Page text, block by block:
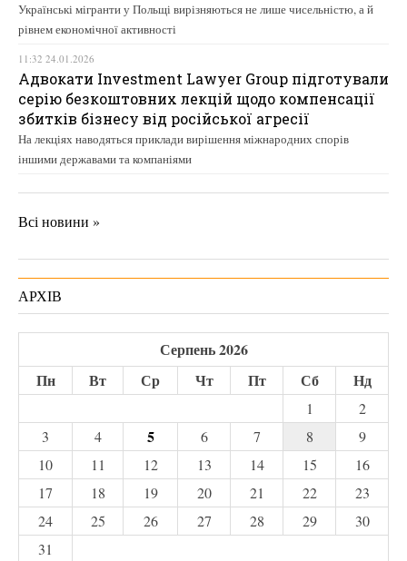
Українські мігранти у Польщі вирізняються не лише чисельністю, а й
рівнем економічної активності
11:32 24.01.2026
Адвокати Investment Lawyer Group підготували
серію безкоштовних лекцій щодо компенсації
збитків бізнесу від російської агресії
На лекціях наводяться приклади вирішення міжнародних спорів
іншими державами та компаніями
Всі новини »
АРХІВ
Серпень 2026
Пн
Вт Ср Чт Пт Сб Нд
1
2
3
4 5 6 7 8
9
10
11 12 13 14 15
16
17
18 19 20 21 22
23
24
25 26 27 28 29
30
31